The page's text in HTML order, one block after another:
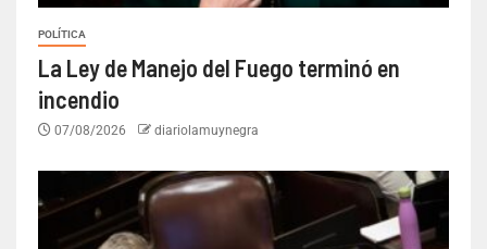
POLÍTICA
La Ley de Manejo del Fuego terminó en
incendio
07/08/2026 diariolamuynegra